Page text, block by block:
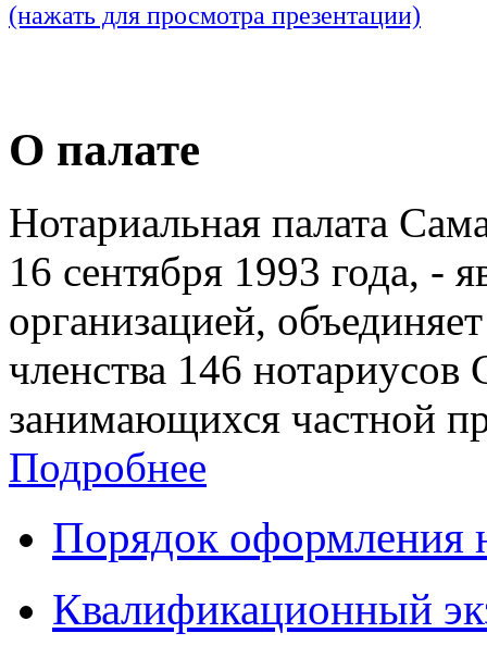
(нажать для просмотра презентации)
О палате
Нотариальная палата
16 сентября 1993 года, -
организацией,
членства 146 нотариусов
занимающихся частной
Подробнее
Порядок оформления
Квалификационный